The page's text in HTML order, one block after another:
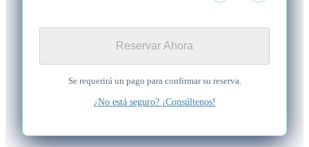
Reservar Ahora
Se requerirá un pago para confirmar su reserva.
¿No está seguro? ¡Consúltenos!